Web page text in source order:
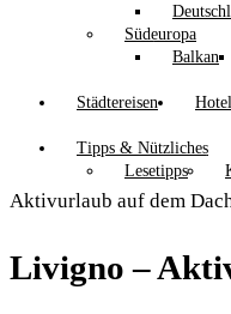
Südeuropa
Balkan
Städtereisen
Tipps & Nützliches
Lesetipps
Aktivurlaub auf dem
Livigno –